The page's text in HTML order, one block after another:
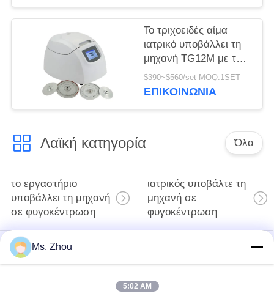
Το τριχοειδές αίμα
ιατρικό υποβάλλει τη
μηχανή TG12M με το
σύστημα
αυτοδιάγνωσης
$390~$560/set MOQ:1SET
ΕΠΙΚΟΙΝΩΝΊΑ
Λαϊκή κατηγορία Όλα
το εργαστήριο
υποβάλλει τη μηχανή
σε φυγοκέντρωση
ιατρικός υποβάλτε τη
μηχανή σε
φυγοκέντρωση
PRP PRF υποβάλλει
υποβάλτε τη μηχανή
Ms. Zhou
5:02 AM